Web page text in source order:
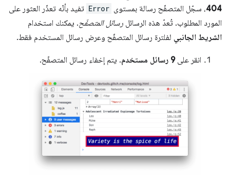
404، سجّل المتصفّح رسالة بمستوى Error تفيد بأنّه تعذّر العثور على
المورد المطلوب. تُعدّ هذه الرسائل رسائل المتصفّح. يمكنك استخدام
الشريط الجانبي لفلترة رسائل المتصفّح وعرض رسائل المستخدم فقط.
انقر على9 رسائل مستخدم . يتم إخفاء رسائل المتصفّح.